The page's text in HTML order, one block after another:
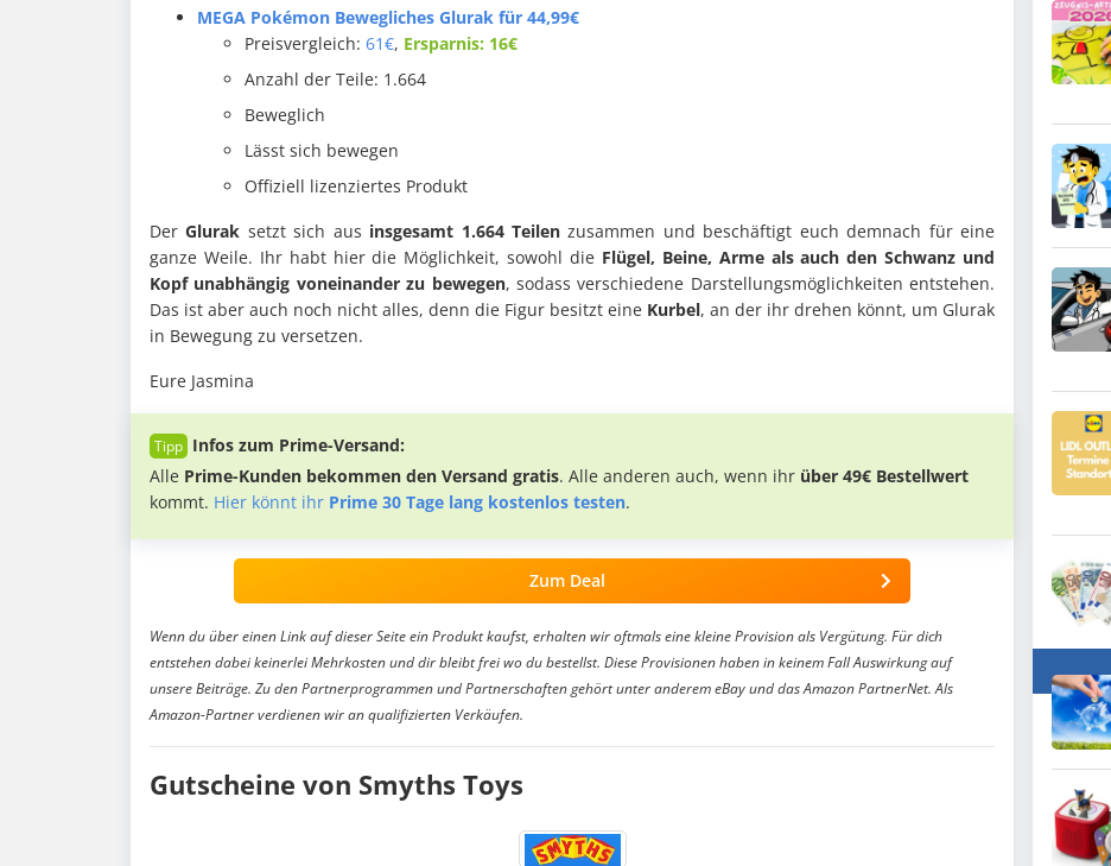
MEGA Pokémon Bewegliches Glurak für 44,99€
Preisvergleich: 61€, Ersparnis: 16€
Anzahl der Teile: 1.664
Beweglich
Lässt sich bewegen
Offiziell lizenziertes Produkt
DerGlurak setzt sich aus insgesamt 1.664 Teilen zusammen und beschäftigt euch demnach für eine
ganze Weile. Ihr habt hier die Möglichkeit, sowohl die Flügel, Beine, Arme als auch den Schwanz und
Kopf unabhängig voneinander zu bewegen, sodass verschiedene Darstellungsmöglichkeiten entstehen.
Das ist aber auch noch nicht alles, denn die Figur besitzt eine Kurbel, an der ihr drehen könnt, um Glurak
in Bewegung zu versetzen.
Eure Jasmina
Infos zum Prime-Versand:
Alle Prime-Kunden bekommen den Versand gratis. Alle anderen auch, wenn ihr über 49€ Bestellwert
kommt. Hier könnt ihr Prime 30 Tage lang kostenlos testen.
Zum Deal
Wenn du über einen Link auf dieser Seite ein Produkt kaufst, erhalten wir oftmals eine kleine Provision als Vergütung. Für dich
entstehen dabei keinerlei Mehrkosten und dir bleibt frei wo du bestellst. Diese Provisionen haben in keinem Fall Auswirkung auf
unsere Beiträge. Zu den Partnerprogrammen und Partnerschaften gehört unter anderem eBay und das Amazon PartnerNet. Als
Amazon-Partner verdienen wir an qualifizierten Verkäufen.
Gutscheine von Smyths Toys